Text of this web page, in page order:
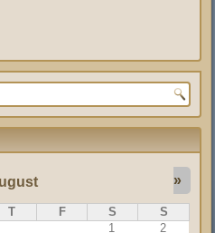
»
T F S
S
1
2